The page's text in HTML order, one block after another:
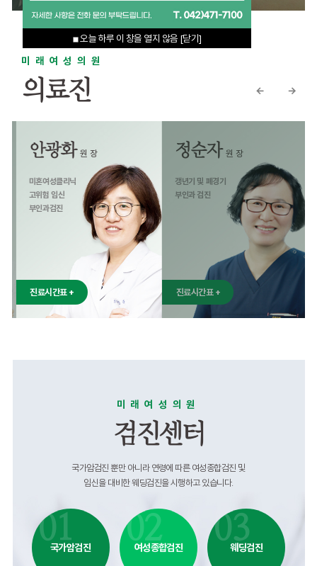
여는 병
검진 · 자궁경 · 요실금 · 난임
의료진
안광화원장
미혼여성클리닉
고위험 임신
부인과검진
갱년기 및
부인과 검
오늘 하루 이 창을 열지 않음[닫기]
오늘 하루 이 창을 열지 않음
오늘 하루 이 창을 열지 않음 [닫기]